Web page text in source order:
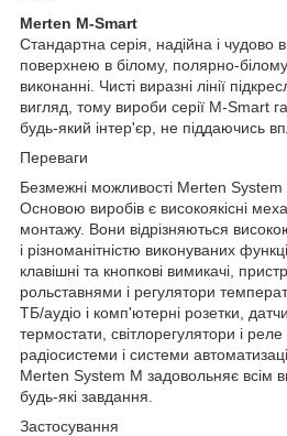
Merten M-Smart
Стандартна серія, надійна і чудово
поверхнею в білому, полярно-
виконанні. Чисті виразні лінії
вигляд, тому вироби серії M-Smart
будь-який інтер'єр, не піддаючись
Переваги
Безмежні можливості Merten System
Основою виробів є високоякісні
монтажу. Вони відрізняються
і різноманітністю виконуваних
клавішні та кнопкові вимикачі,
рольставнями і регулятори
ТБ/аудіо і комп'ютерні розетки,
термостати, світлорегулятори і
радіосистеми і системи
Merten System M задовольняє всім
будь-які завдання.
Застосування